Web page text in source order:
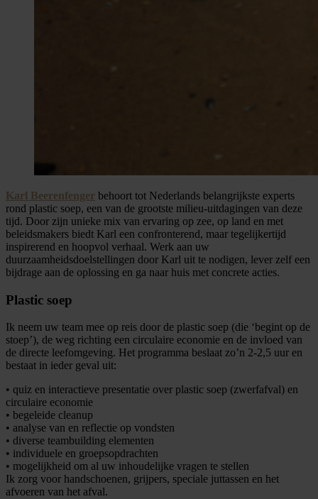
Karl Beerenfenger behoort tot Nederlands belangrijkste experts
rond plastic soep, een van de grootste milieu-uitdagingen van deze
tijd. Door zijn unieke mix van ervaring op zee, op land en met
beleidsmakers biedt Karl een confronterend, maar tegelijkertijd
inspirerend en hoopvol verhaal. Werk aan uw
duurzaamheidsdoelstellingen door Karl uit te nodigen, lever zelf een
bijdrage aan de oplossing en ga naar huis met concrete acties.
Plastic soep
Ik neem uw team mee op reis door de plastic soep (die ‘begint op de
stoep’), de weg richting een circulaire economie en de invloed van
de directe leefomgeving. Het programma beslaat zo’n 2-2,5 uur en
bestaat in ieder geval uit:
• quiz en interactieve presentatie over plastic soep (zwerfafval) en
circulaire economie
• begeleide cleanup
• analyse van en reflectie op vondsten
• diverse teambuilding elementen
• individuele en groepsopdrachten
• mogelijkheid om al uw inhoudelijke vragen te stellen
Ik zorg voor handschoenen, grijpers, speciale juttassen en het
afvoeren van het afval.